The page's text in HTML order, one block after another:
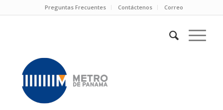
Preguntas Frecuentes Contáctenos Correo